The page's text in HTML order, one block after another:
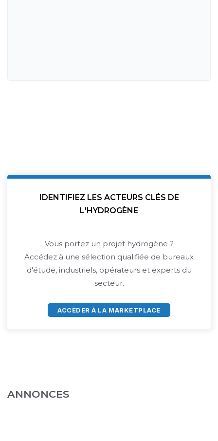
IDENTIFIEZ LES ACTEURS CLÉS DE
L'HYDROGÈNE
Vous portez un projet hydrogène ?
Accédez à une sélection qualifiée de bureaux
d'étude, industriels, opérateurs et experts du
secteur.
ACCÈDER À LA MARKETPLACE
ANNONCES